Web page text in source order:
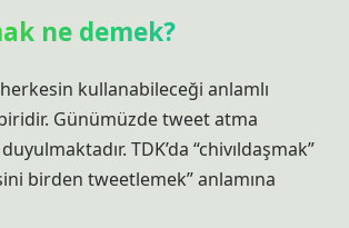
ne demek?
kullanabileceği anlamlı
Günümüzde tweet atma
TDK’da “chivıldaşmak”
birden tweetlemek” anlamına